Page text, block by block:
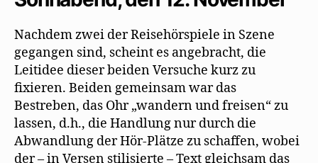
Nachdem zwei der Reisehörspiele in Szene
gegangen sind, scheint es angebracht, die
Leitidee dieser beiden Versuche kurz zu
fixieren. Beiden gemeinsam war das
Bestreben, das Ohr „wandern und freisen“ zu
lassen, d.h., die Handlung nur durch die
Abwandlung der Hör-Plätze zu schaffen, wobei
der – in Versen stilisierte – Text gleichsam das